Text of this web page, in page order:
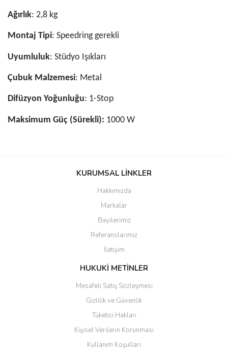
Ağırlık: 2,8 kg
Montaj Tipi: Speedring gerekli
Uyumluluk: Stüdyo Işıkları
Çubuk Malzemesi: Metal
Difüzyon Yoğunluğu: 1-Stop
Maksimum Güç (Sürekli): 1000 W
tarafımıza iletebilirsiniz.
Ürün resmi kalitesiz, bozuk veya görüntülenemiyor.
Ürün açıklamasında eksik bilgiler bulunuyor.
Ürün bilgilerinde hatalar bulunuyor.
Ürün fiyatı diğer sitelerden daha pahalı.
Bu ürüne benzer farklı alternatifler olmalı.
Gönder
KURUMSAL LİNKLER
Hakkımızda
Markalar
Bayilerimiz
Referanslarımız
İletişim
HUKUKİ METİNLER
Mesafeli Satış Sözleşmesi
Gizlilik ve Güvenlik
Tüketici Hakları
Kişisel Verilerin Korunması
Kullanım Koşulları